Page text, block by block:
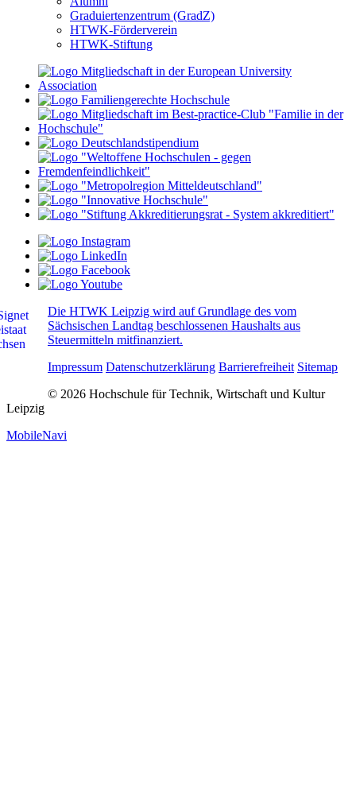
Graduiertenzentrum (GradZ)
HTWK-Förderverein
HTWK-Stiftung
Die HTWK Leipzig wird auf Grundlage des vom
Sächsischen Landtag beschlossenen Haushalts aus
Steuermitteln mitfinanziert.
Impressum Datenschutzerklärung Barrierefreiheit Sitemap
© 2026 Hochschule für Technik, Wirtschaft und Kultur
Leipzig
MobileNavi